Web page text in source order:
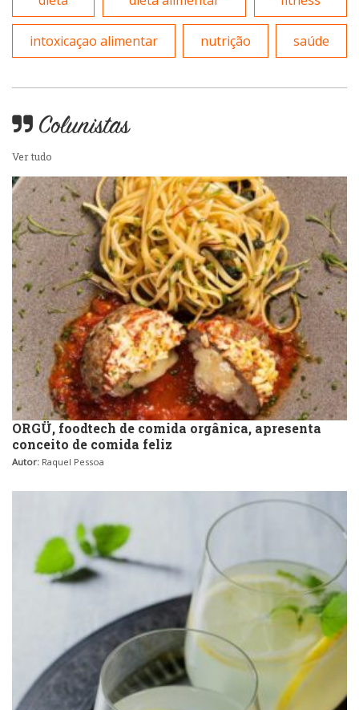
Sobremesas e sorvetes
intoxicaçao alimentar nutrição saúde
Colunistas
Ver tudo
ORGÜ, foodtech de comida orgânica, apresenta
conceito de comida feliz
Autor: Raquel Pessoa